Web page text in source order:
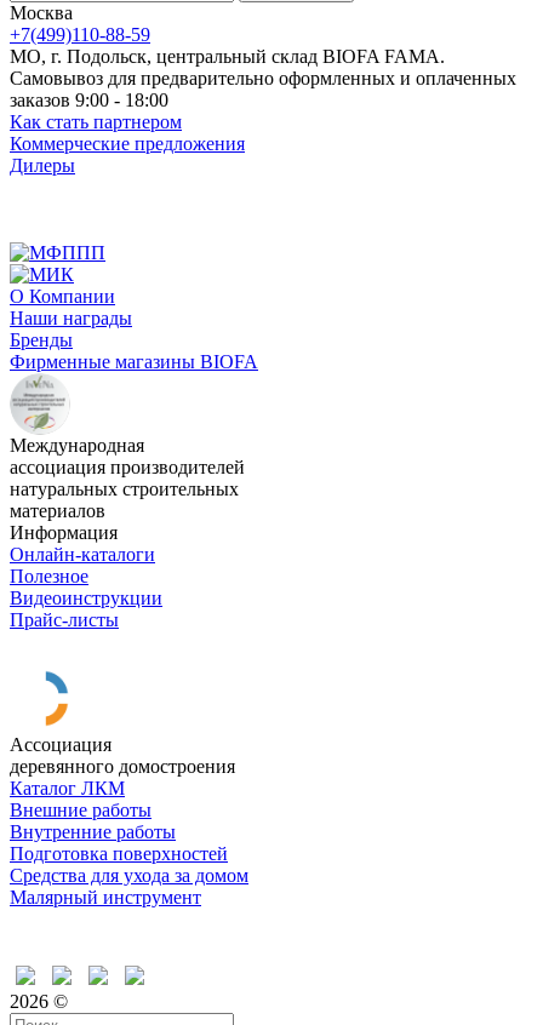
Москва
+7(499)110-88-59
МО, г. Подольск, центральный склад BIOFA FAMA.
Самовывоз для предварительно оформленных и оплаченных
заказов 9:00 - 18:00
Как стать партнером
Коммерческие предложения
Дилеры
О Компании
Наши награды
Бренды
Фирменные магазины BIOFA
Международная
ассоциация производителей
натуральных строительных
материалов
Информация
Онлайн-каталоги
Полезное
Видеоинструкции
Прайс-листы
Ассоциация
деревянного домостроения
Каталог ЛКМ
Внешние работы
Внутренние работы
Подготовка поверхностей
Средства для ухода за домом
Малярный инструмент
2026 ©